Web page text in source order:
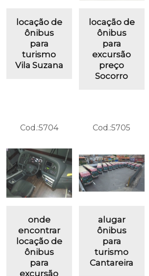
locação de
ônibus
para
turismo
Vila Suzana
locação de
ônibus
para
excursão
preço
Socorro
Cod.:5704
onde
encontrar
locação de
ônibus
para
excursão
Cod.:5705
alugar
ônibus
para
turismo
Cantareira